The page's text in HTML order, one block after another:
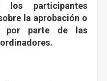
los participantes
la aprobación o
por parte de las